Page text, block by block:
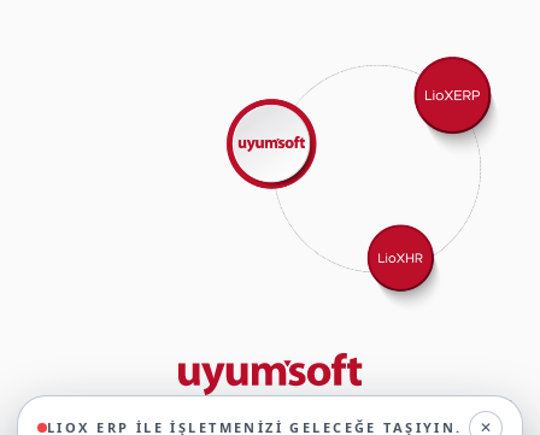
LIOX ERP ILE İŞLETMENIZI GELECEĞE TAŞIYIN. ✕
29 yıllık deneyimimizle birlikte, 350'den fazla iş ortağıyla iş birliği
yaparak, 45'ten fazla sektörde faaliyet gösteriyor ve